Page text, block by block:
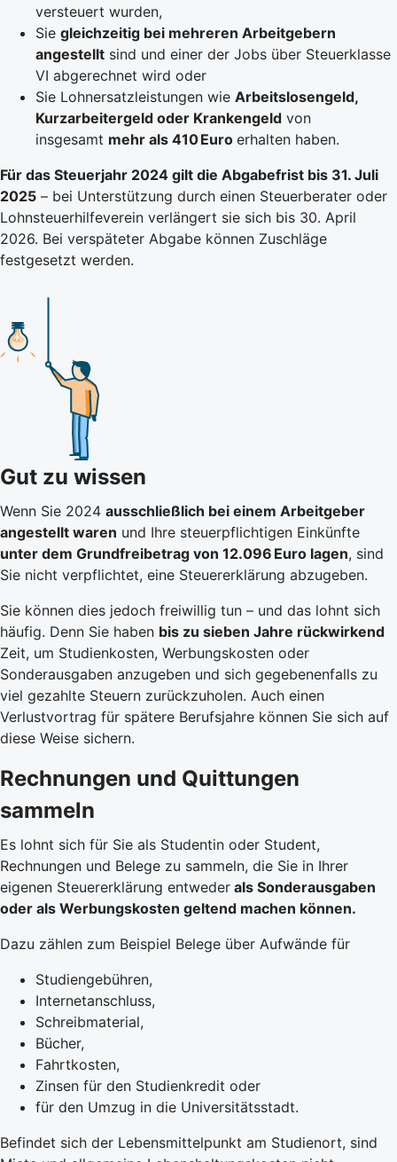
versteuert wurden,
Sie gleichzeitig bei mehreren Arbeitgebern
angestellt sind und einer der Jobs über Steuerklasse
VI abgerechnet wird oder
Sie Lohnersatzleistungen wie Arbeitslosengeld,
Kurzarbeitergeld oder Krankengeld von
insgesamt mehr als 410 Euro erhalten haben.
Für das Steuerjahr 2024 gilt die Abgabefrist bis 31. Juli
2025 – bei Unterstützung durch einen Steuerberater oder
Lohnsteuerhilfeverein verlängert sie sich bis 30. April
2026. Bei verspäteter Abgabe können Zuschläge
festgesetzt werden.
Gut zu wissen
Wenn Sie 2024 ausschließlich bei einem Arbeitgeber
angestellt waren und Ihre steuerpflichtigen Einkünfte
unter dem Grundfreibetrag von 12.096 Euro lagen, sind
Sie nicht verpflichtet, eine Steuererklärung abzugeben.
Sie können dies jedoch freiwillig tun – und das lohnt sich
häufig. Denn Sie haben bis zu sieben Jahre rückwirkend
Zeit, um Studienkosten, Werbungskosten oder
Sonderausgaben anzugeben und sich gegebenenfalls zu
viel gezahlte Steuern zurückzuholen. Auch einen
Verlustvortrag für spätere Berufsjahre können Sie sich auf
diese Weise sichern.
Rechnungen und Quittungen
sammeln
Es lohnt sich für Sie als Studentin oder Student,
Rechnungen und Belege zu sammeln, die Sie in Ihrer
eigenen Steuererklärung entweder als Sonderausgaben
oder als Werbungskosten geltend machen können.
Dazu zählen zum Beispiel Belege über Aufwände für
Studiengebühren,
Internetanschluss,
Schreibmaterial,
Bücher,
Fahrtkosten,
Zinsen für den Studienkredit oder
für den Umzug in die Universitätsstadt.
Befindet sich der Lebensmittelpunkt am Studienort, sind